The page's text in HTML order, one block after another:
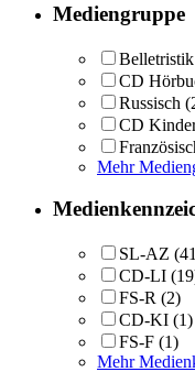
Mediengruppe
CD
Russisch
CD
Mehr
SL-AZ
CD-LI
FS-R (2)
CD-KI (1)
FS-F (1)
Mehr